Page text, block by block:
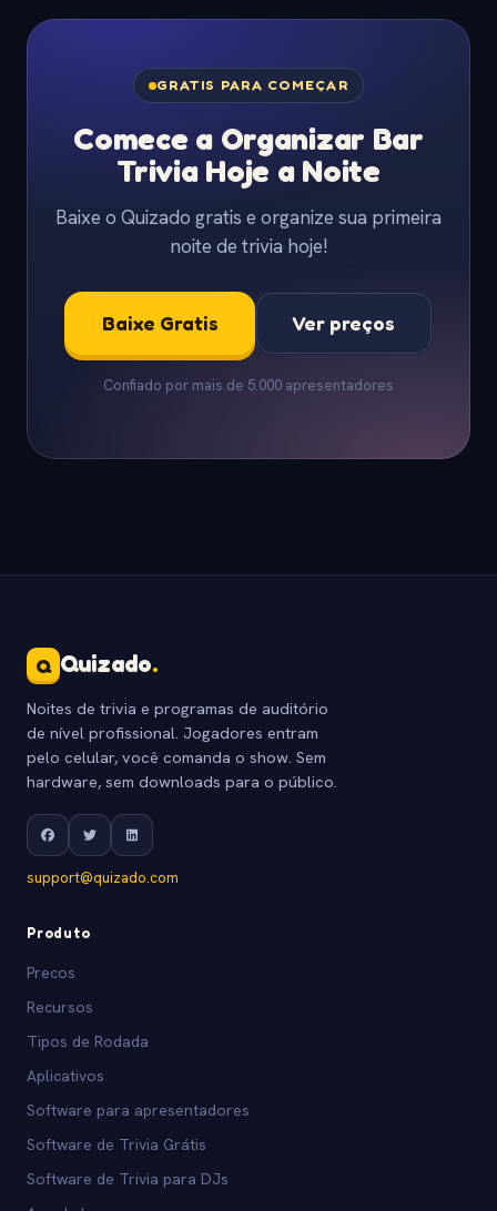
GRATIS PARA COMEÇAR
Comece a Organizar Bar
Trivia Hoje a Noite
Baixe o Quizado gratis e organize sua primeira
noite de trivia hoje!
Baixe Gratis Ver preços
Confiado por mais de 5.000 apresentadores
Q Quizado.
Noites de trivia e programas de auditório
de nível profissional. Jogadores entram
pelo celular, você comanda o show. Sem
hardware, sem downloads para o público.
support@quizado.com
Produto
Precos
Recursos
Tipos de Rodada
Aplicativos
Software para apresentadores
Software de Trivia Grátis
Software de Trivia para DJs